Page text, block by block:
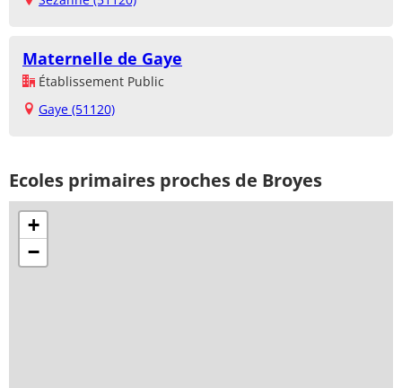
Maternelle de Gaye
Établissement Public
Gaye (51120)
Ecoles primaires proches de Broyes
+
−